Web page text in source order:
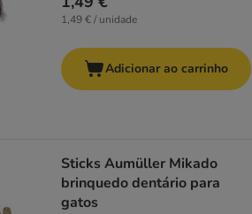
1,49 € / unidade
Adicionar ao carrinho
Sticks Aumüller Mikado
brinquedo dentário para
gatos